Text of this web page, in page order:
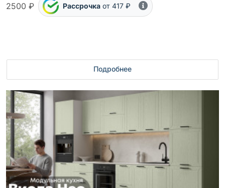
2500 ₽ Рассрочка от 417 ₽
Подробнее